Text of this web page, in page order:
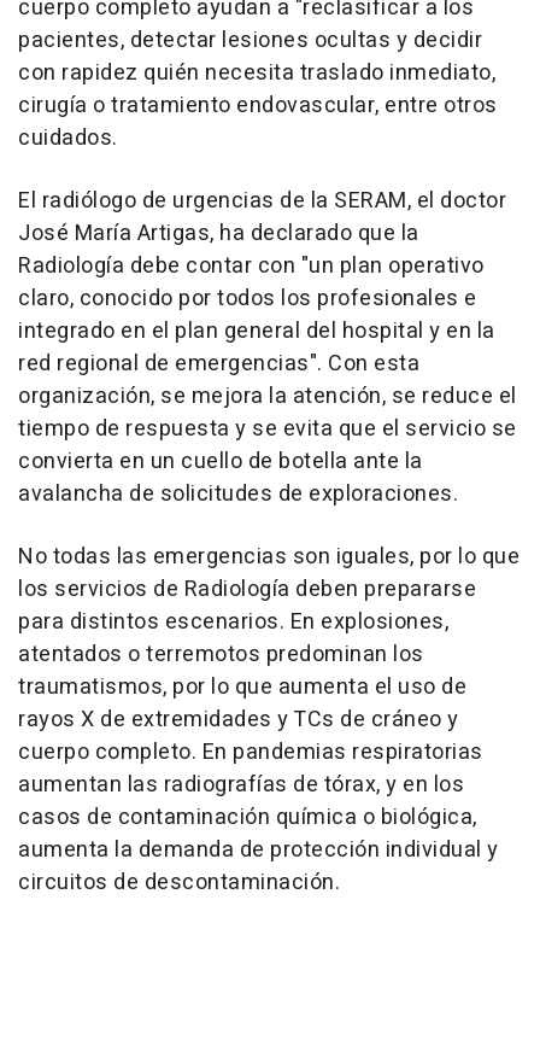
cuerpo completo ayudan a "reclasificar a los
pacientes, detectar lesiones ocultas y decidir
con rapidez quién necesita traslado inmediato,
cirugía o tratamiento endovascular, entre otros
cuidados.
El radiólogo de urgencias de la SERAM, el doctor
José María Artigas, ha declarado que la
Radiología debe contar con "un plan operativo
claro, conocido por todos los profesionales e
integrado en el plan general del hospital y en la
red regional de emergencias". Con esta
organización, se mejora la atención, se reduce el
tiempo de respuesta y se evita que el servicio se
convierta en un cuello de botella ante la
avalancha de solicitudes de exploraciones.
No todas las emergencias son iguales, por lo que
los servicios de Radiología deben prepararse
para distintos escenarios. En explosiones,
atentados o terremotos predominan los
traumatismos, por lo que aumenta el uso de
rayos X de extremidades y TCs de cráneo y
cuerpo completo. En pandemias respiratorias
aumentan las radiografías de tórax, y en los
casos de contaminación química o biológica,
aumenta la demanda de protección individual y
circuitos de descontaminación.